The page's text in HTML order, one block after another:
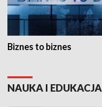
Biznes to biznes
NAUKA I EDUKACJA